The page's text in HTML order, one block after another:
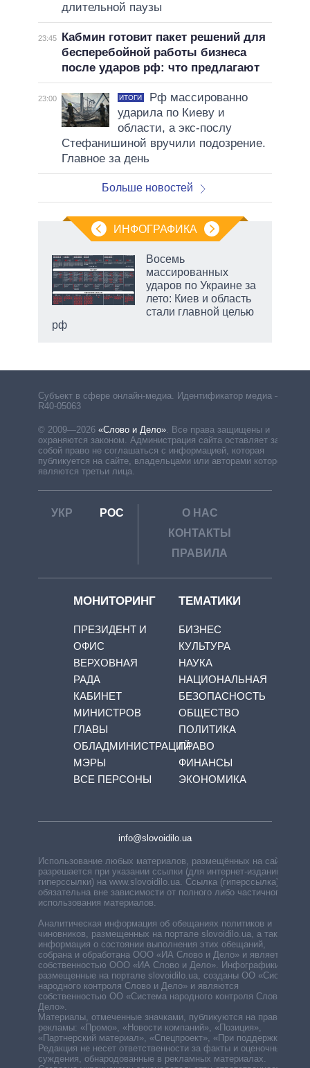
длительной паузы
23:45
Кабмин готовит пакет решений для
бесперебойной работы бизнеса
после ударов рф: что предлагают
23:00 ИТОГИ
Рф массированно
ударила по Киеву и
области, а экс-послу
Стефанишиной вручили подозрение.
Главное за день
Больше новостей
ИНФОГРАФИКА
Восемь
массированных
ударов по Украине за
лето: Киев и область
стали главной целью
рф
Субъект в сфере онлайн-медиа. Идентификатор медиа –
R40-05063
© 2009—2026 «Слово и Дело». Все права защищены и
охраняются законом. Администрация сайта оставляет за
собой право не соглашаться с информацией, которая
публикуется на сайте, владельцами или авторами которой
являются третьи лица.
УКР РОС
О НАС
КОНТАКТЫ
ПРАВИЛА
МОНИТОРИНГ
ПРЕЗИДЕНТ И
ОФИС
ВЕРХОВНАЯ
РАДА
КАБИНЕТ
МИНИСТРОВ
ГЛАВЫ
ОБЛАДМИНИСТРАЦИЙ
МЭРЫ
ВСЕ ПЕРСОНЫ
ТЕМАТИКИ
БИЗНЕС
КУЛЬТУРА
НАУКА
НАЦИОНАЛЬНАЯ
БЕЗОПАСНОСТЬ
ОБЩЕСТВО
ПОЛИТИКА
ПРАВО
ФИНАНСЫ
ЭКОНОМИКА
info@slovoidilo.ua
Использование любых материалов, размещённых на сайте,
разрешается при указании ссылки (для интернет-изданий —
гиперссылки) на www.slovoidilo.ua. Ссылка (гиперссылка)
обязательна вне зависимости от полного либо частичного
использования материалов.
Аналитическая информация об обещаниях политиков и
чиновников, размещенных на портале slovoidilo.ua, а также
информация о состоянии выполнения этих обещаний,
собрана и обработана ООО «ИА Слово и Дело» и является
собственностью ООО «ИА Слово и Дело». Инфографики,
размещенные на портале slovoidilo.ua, созданы ОО «Система
народного контроля Слово и Дело» и являются
собственностью ОО «Система народного контроля Слово и
Дело».
Материалы, отмеченные значками, публикуются на правах
рекламы: «Промо», «Новости компаний», «Позиция»,
«Партнерский материал», «Спецпроект», «При поддержке».
Редакция не несет ответственности за факты и оценочные
суждения, обнародованные в рекламных материалах.